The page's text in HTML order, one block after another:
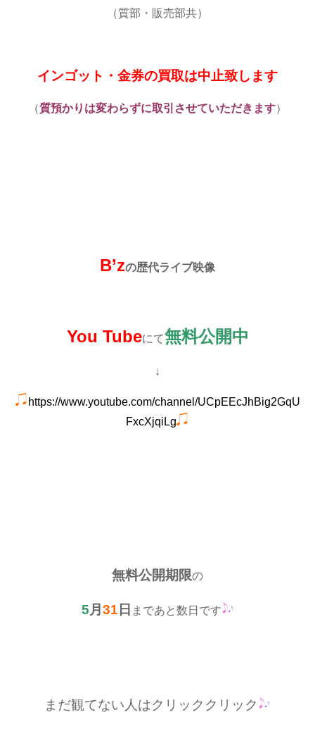
（質部・販売部共）
インゴット・金券の買取は中止致します
（質預かりは変わらずに取引させていただきます）
B’zの歴代ライブ映像
You Tubeにて無料公開中
↓
https://www.youtube.com/channel/UCpEEcJhBig2GqU
FxcXjqiLg
無料公開期限の
5月 31 日 まであと数日です
まだ観てない人はクリッククリック